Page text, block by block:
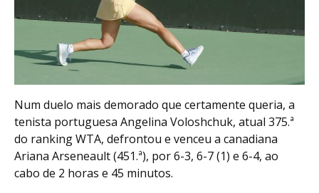
Num duelo mais demorado que certamente queria, a
tenista portuguesa Angelina Voloshchuk, atual 375.ª
do ranking WTA, defrontou e venceu a canadiana
Ariana Arseneault (451.ª), por 6-3, 6-7 (1) e 6-4, ao
cabo de 2 horas e 45 minutos.